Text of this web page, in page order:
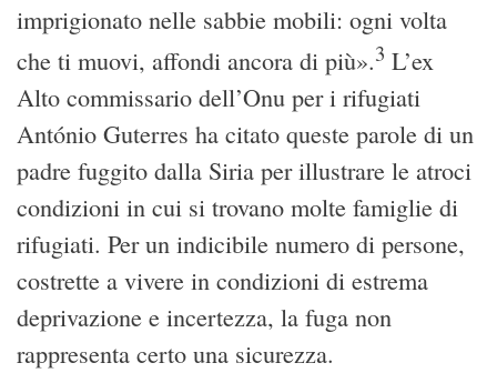
imprigionato nelle sabbie mobili: ogni volta
che ti muovi, affondi ancora di più».3 L’ex
Alto commissario dell’Onu per i rifugiati
António Guterres ha citato queste parole di un
padre fuggito dalla Siria per illustrare le atroci
condizioni in cui si trovano molte famiglie di
rifugiati. Per un indicibile numero di persone,
costrette a vivere in condizioni di estrema
deprivazione e incertezza, la fuga non
rappresenta certo una sicurezza.